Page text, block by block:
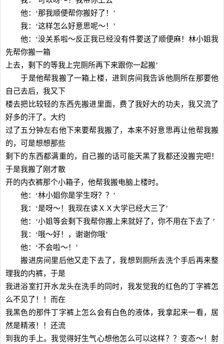
他：‘那我顺便帮你搬好了！’
我：‘这样怎么好意思呢～！’
他：‘没关系啦～反正我已经没有件要送了顺便麻！林小姐我
先帮你搬一箱
上去，剩下的等我上完厕所再下来跟你一起搬’
于是他帮我搬了一箱上楼，进到房间我告诉他厕所在那要他
自己去后，我又下
楼去把比较轻的东西先搬进里面，费了我好大的功夫，我又流了
好多的汗了。大约
过了五分钟左右他下来要帮我搬了，本来不好意思再让他帮我搬
的，可是想想那些
剩下的东西都满重的，自己搬的话可能天黑了我都还没搬完吧！
于是我搬了刚才散
开的内衣裤那个小箱子，他帮我搬电脑上楼时。
他：‘林小姐你是学生呀？？’
我：‘是呀～！我现在读ＸＸ大学已经大三了’
他：‘小姐等会剩下我帮你搬上来就好了，你不用在下去了 ’
我：‘哦～好！，谢谢你哦’
他：‘不会啦～！’
搬进房间里后他又走下去了，我想到厕所去洗个手后再来整
理我的内裤，于是
我进浴室打开水龙头在洗手的同时，我发觉我的红色的丁字裤怎
么不见了！！而在
我黑色的那件丁字裤上怎么会有白色的液体，我拿起来一看，居
然是精液！！还流
到我的手上。我觉得好生气心想他怎么可以这样？？变态～！射